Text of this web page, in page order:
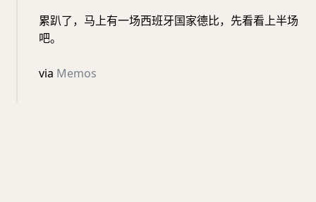
累趴了，马上有一场西班牙国家德比，先看看上半场
吧。
via Memos